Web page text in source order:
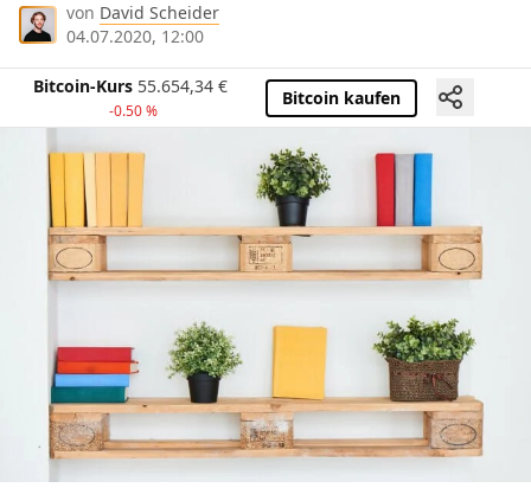
von David Scheider
04.07.2020, 12:00
Bitcoin-Kurs 55.654,34 €
-0.50 %
Bitcoin kaufen